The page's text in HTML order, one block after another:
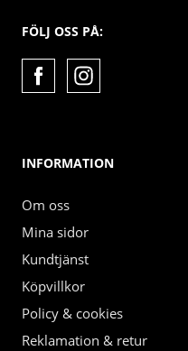
FÖLJ OSS PÅ:
INFORMATION
Om oss
Mina sidor
Kundtjänst
Köpvillkor
Policy & cookies
Reklamation & retur